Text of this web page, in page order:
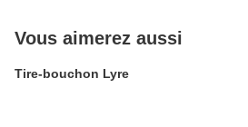
Vous aimerez aussi
Tire-bouchon Lyre